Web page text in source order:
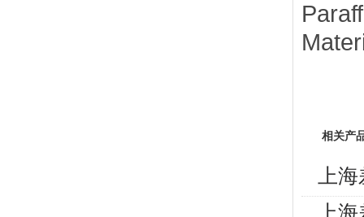
相关产
上
上